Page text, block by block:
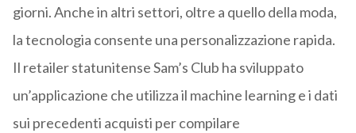
giorni. Anche in altri settori, oltre a quello della moda,
la tecnologia consente una personalizzazione rapida.
Il retailer statunitense Sam’s Club ha sviluppato
un’applicazione che utilizza il machine learning e i dati
sui precedenti acquisti per compilare